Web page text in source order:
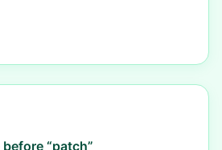
“patch”